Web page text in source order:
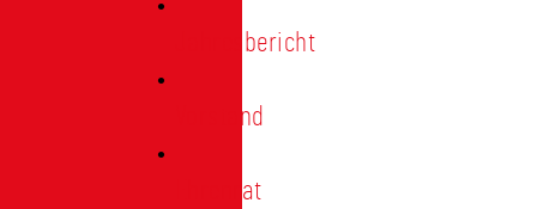
Jahresbericht
Vorstand
Ehrenrat